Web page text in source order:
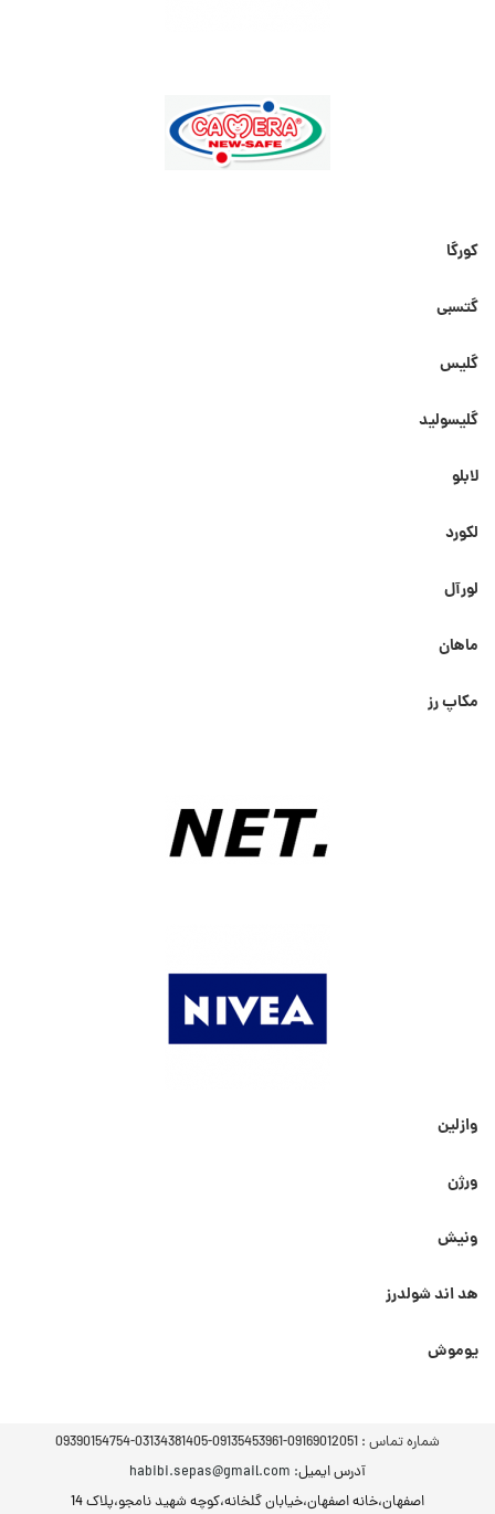
کورگا
گتسبی
گلیس
گلیسولید
لابلو
لکورد
لورآل
ماهان
مکاپ رز
وازلین
ورژن
ونیش
هد اند شولدرز
یوموش
شماره تماس : 09169012051-09135453961-03134381405-09390154754
آدرس ایمیل: habibi.sepas@gmail.com
اصفهان،خانه اصفهان،خیابان گلخانه،کوچه شهید نامجو،پلاک 14